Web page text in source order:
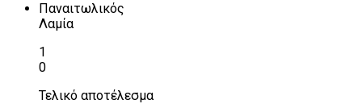
Παναιτωλικός
Λαμία
1
0
Τελικό αποτέλεσμα